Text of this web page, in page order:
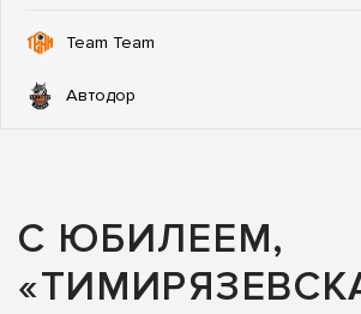
Team Team
Автодор
С ЮБИЛЕЕМ,